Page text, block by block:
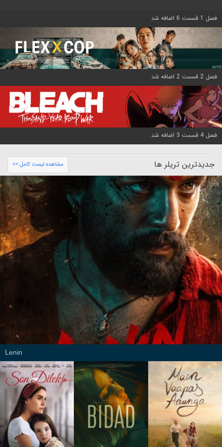
فصل 1 قسمت 6 اضافه شد
فصل 2 قسمت 2 اضافه شد
فصل 4 قسمت 3 اضافه شد
جدیدترین تریلر ها مشاهده لیست کامل >>
Lenin